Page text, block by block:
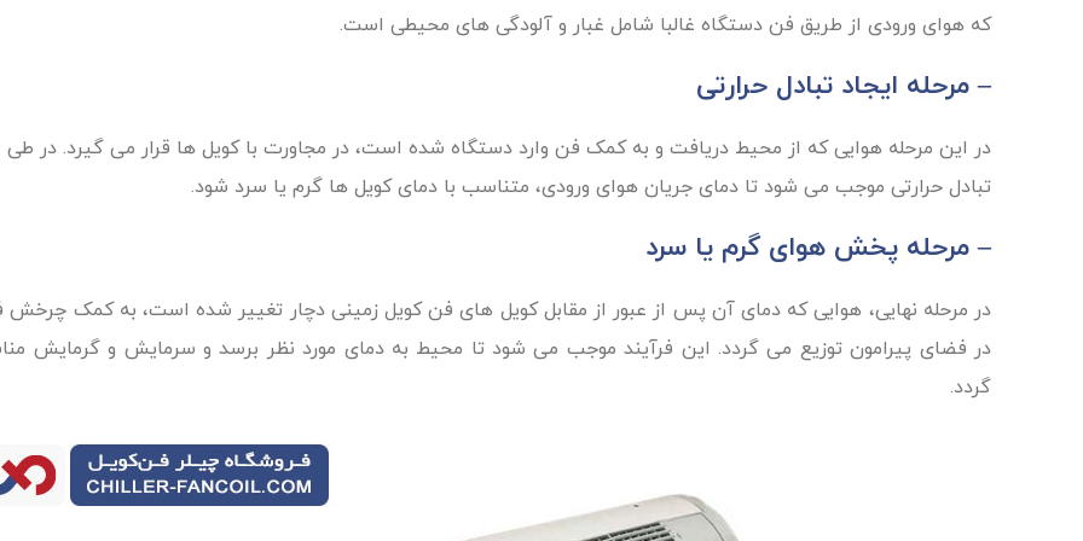
که هوای ورودی از طریق فن دستگاه غالبا شامل غبار و آلودگی های محیطی است.
– مرحله ایجاد تبادل حرارتی
در این مرحله هوایی که از محیط دریافت و به کمک فن وارد دستگاه شده است، در مجاورت با کویل ها قرار می گیرد. در طی
تبادل حرارتی موجب می شود تا دمای جریان هوای ورودی، متناسب با دمای کویل ها گرم یا سرد شود.
– مرحله پخش هوای گرم یا سرد
در مرحله نهایی، هوایی که دمای آن پس از عبور از مقابل کویل های فن کویل زمینی دچار تغییر شده است، به کمک
در فضای پیرامون توزیع می گردد. این فرآیند موجب می شود تا محیط به دمای مورد نظر برسد و سرمایش و گرمایش
گردد.